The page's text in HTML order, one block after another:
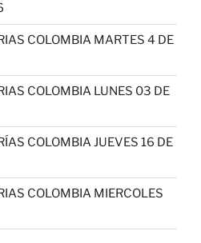
COLOMBIA MARTES 4 DE
COLOMBIA LUNES 03 DE
COLOMBIA JUEVES 16 DE
COLOMBIA MIERCOLES